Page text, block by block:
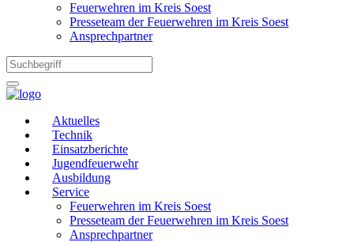
Feuerwehren im Kreis Soest
Presseteam der Feuerwehren im Kreis Soest
Ansprechpartner
Aktuelles
Technik
Einsatzberichte
Jugendfeuerwehr
Ausbildung
Service
Feuerwehren im Kreis Soest
Presseteam der Feuerwehren im Kreis Soest
Ansprechpartner